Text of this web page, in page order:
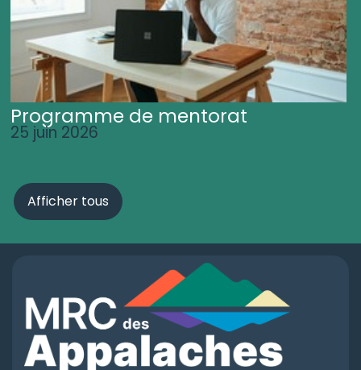
Programme de mentorat
25 juin 2026
Afficher tous